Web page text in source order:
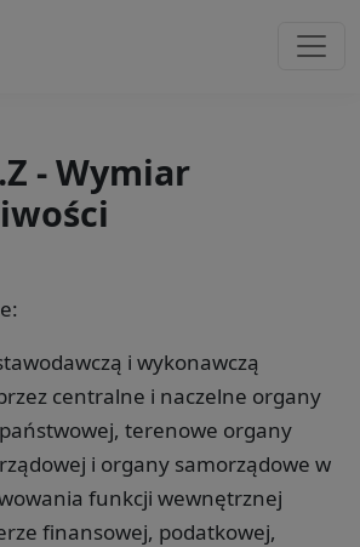
- Wymiar
i wykonawczą
centralne i naczelne organy
terenowe organy
i organy samorządowe w
funkcji wewnętrznej
finansowej, podatkowej,